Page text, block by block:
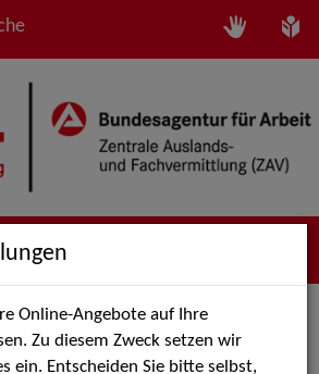
als PDF speichern
legen
Online-Angebote auf Ihre
Zu diesem Zweck setzen wir
ein. Entscheiden Sie bitte selbst,